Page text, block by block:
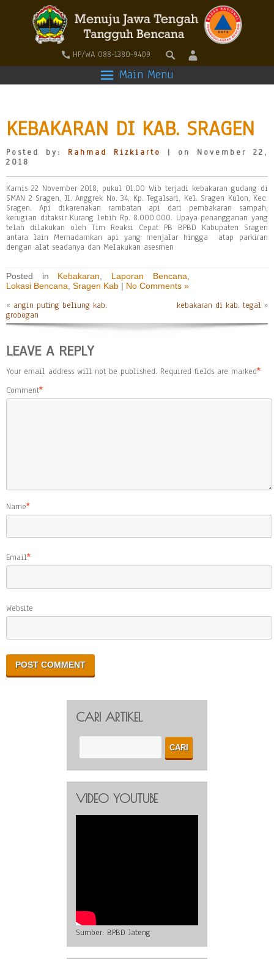
HP/WA 088-1380-9409
Main Menu
KEBAKARAN DI KAB. SRAGEN
Posted by: Rahmad Rizkiarto
| on November 22,
2018
Kamis 22 November 2018, pukul 01.00 Wib terjadi kebakaran gudang di
SMAN 2 Sragen, Jl. Anggrek No. 34, Kp. Tegalsari, Kel. Sragen Kulon, Kec.
Sragen. Api dikarenakan rambatan api dari pembakaran sampah,
kerugian ditaksir Kurang lebih Rp. 8.000.000. Upaya penangganan yang
telah dilakukan oleh Tim Reaksi Cepat PB BPBD Kabupaten Sragen
antara lain Memadamkan api yang menjalar hingga atap parkiran
dengan alat seadanya dan Melakukan asesmen
Posted in Kebakaran Laporan Bencana
Lokasi Bencana Sragen Kab | No Comments »
« angin puting beliung kab.
grobogan
kebakaran di kab. tegal »
LEAVE A REPLY
Your email address will not be published. Required fields are marked*
Comment*
Name*
Email*
Website
CARI ARTIKEL
VIDEO YOUTUBE
Sumber: BPBD Jateng